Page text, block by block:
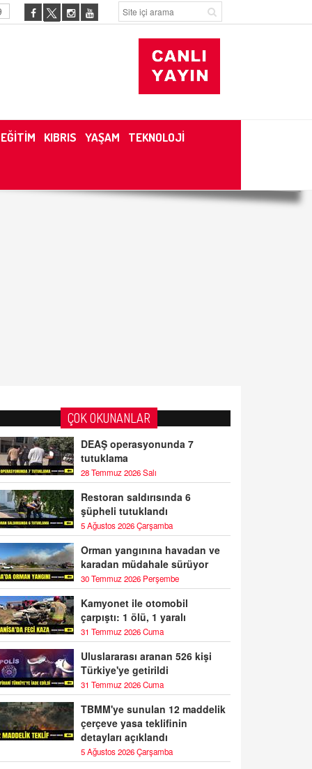
EĞİTİM KIBRIS YAŞAM TEKNOLOJİ
ÇOK OKUNANLAR
DEAŞ operasyonunda 7
tutuklama
28 Temmuz 2026 Salı
Restoran saldırısında 6
şüpheli tutuklandı
5 Ağustos 2026 Çarşamba
Orman yangınına havadan ve
karadan müdahale sürüyor
30 Temmuz 2026 Perşembe
Kamyonet ile otomobil
çarpıştı: 1 ölü, 1 yaralı
31 Temmuz 2026 Cuma
Uluslararası aranan 526 kişi
Türkiye'ye getirildi
31 Temmuz 2026 Cuma
TBMM'ye sunulan 12 maddelik
çerçeve yasa teklifinin
detayları açıklandı
5 Ağustos 2026 Çarşamba